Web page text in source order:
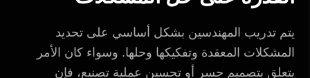
يتم تدريب المهندسين بشكل أساسي على تحديد
المشكلات المعقدة وتفكيكها وحلها. وسواء كان الأمر
يتعلق بتصميم جسر أو تحسين عملية تصنيع، فإن